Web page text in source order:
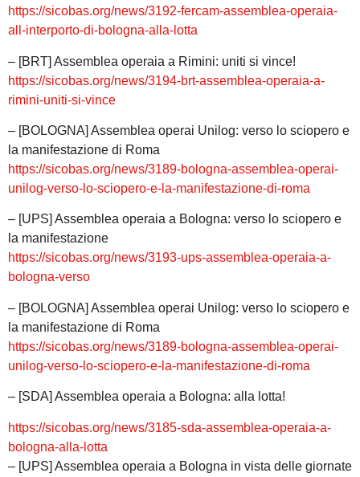
https://sicobas.org/news/3192-fercam-assemblea-operaia-
all-interporto-di-bologna-alla-lotta
– [BRT] Assemblea operaia a Rimini: uniti si vince!
https://sicobas.org/news/3194-brt-assemblea-operaia-a-
rimini-uniti-si-vince
– [BOLOGNA] Assemblea operai Unilog: verso lo sciopero e
la manifestazione di Roma
https://sicobas.org/news/3189-bologna-assemblea-operai-
unilog-verso-lo-sciopero-e-la-manifestazione-di-roma
– [UPS] Assemblea operaia a Bologna: verso lo sciopero e
la manifestazione
https://sicobas.org/news/3193-ups-assemblea-operaia-a-
bologna-verso
– [BOLOGNA] Assemblea operai Unilog: verso lo sciopero e
la manifestazione di Roma
https://sicobas.org/news/3189-bologna-assemblea-operai-
unilog-verso-lo-sciopero-e-la-manifestazione-di-roma
– [SDA] Assemblea operaia a Bologna: alla lotta!
https://sicobas.org/news/3185-sda-assemblea-operaia-a-
bologna-alla-lotta
– [UPS] Assemblea operaia a Bologna in vista delle giornate